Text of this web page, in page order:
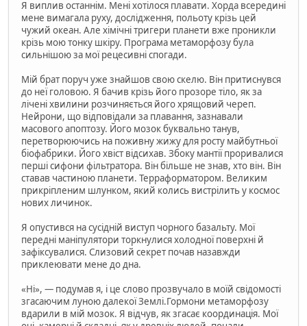
Я виплив останнім. Мені хотілося плавати. Хорда всередині
мене вимагала руху, дослідження, польоту крізь цей
чужий океан. Але хімічні тригери планети вже проникли
крізь мою тонку шкіру. Програма метаморфозу була
сильнішою за мої рецесивні спогади.
Мій брат поруч уже знайшов свою скелю. Він притиснувся
до неї головою. Я бачив крізь його прозоре тіло, як за
лічені хвилини розчиняється його хрящовий череп.
Нейрони, що відповідали за плавання, зазнавали
масового апоптозу. Його мозок буквально танув,
перетворюючись на поживну жижу для росту майбутньої
біофабрики. Його хвіст відсихав. Збоку мантії проривалися
перші сифони фільтратора. Він більше не знав, хто він. Він
ставав частиною планети. Терраформатором. Великим
прикріпленим шлунком, який колись вистрілить у космос
нових личинок.
Я опустився на сусідній виступ чорного базальту. Мої
передні маніпулятори торкнулися холодної поверхні й
зафіксувалися. Слизовий секрет почав назавжди
приклеювати мене до дна.
«Ні», — подумав я, і це слово прозвучало в моїй свідомості
згасаючим луною далекої Землі.Гормони метаморфозу
вдарили в мій мозок. Я відчув, як згасає координація. Мої